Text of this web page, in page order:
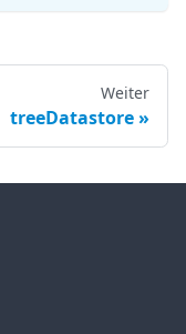
Weiter
treeDatastore